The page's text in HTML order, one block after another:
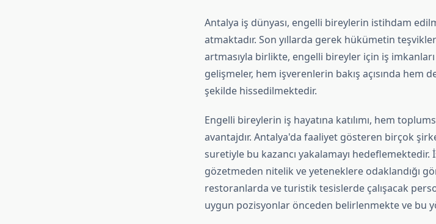
Antalya iş dünyası, engelli bireylerin istihdam
atmaktadır. Son yıllarda gerek hükümetin
artmasıyla birlikte, engelli bireyler için iş
gelişmeler, hem işverenlerin bakış açısında hem
şekilde hissedilmektedir.
Engelli bireylerin iş hayatına katılımı, hem
avantajdır. Antalya'da faaliyet gösteren birçok
suretiyle bu kazancı yakalamayı
gözetmeden nitelik ve yeteneklere odaklandığı
restoranlarda ve turistik tesislerde çalışacak
uygun pozisyonlar önceden belirlenmekte ve bu